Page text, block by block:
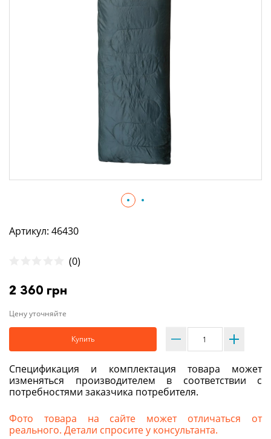
Артикул: 46430
(0)
2 360 грн
Цену уточняйте
Купить
Спецификация и комплектация товара может
изменяться производителем в соответствии с
потребностями заказчика потребителя.
Фото товара на сайте может отличаться от
реального. Детали спросите у консультанта.